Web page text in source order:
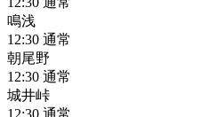
鳴浅
12:30 通常
朝尾野
12:30 通常
城井峠
12:30 通常